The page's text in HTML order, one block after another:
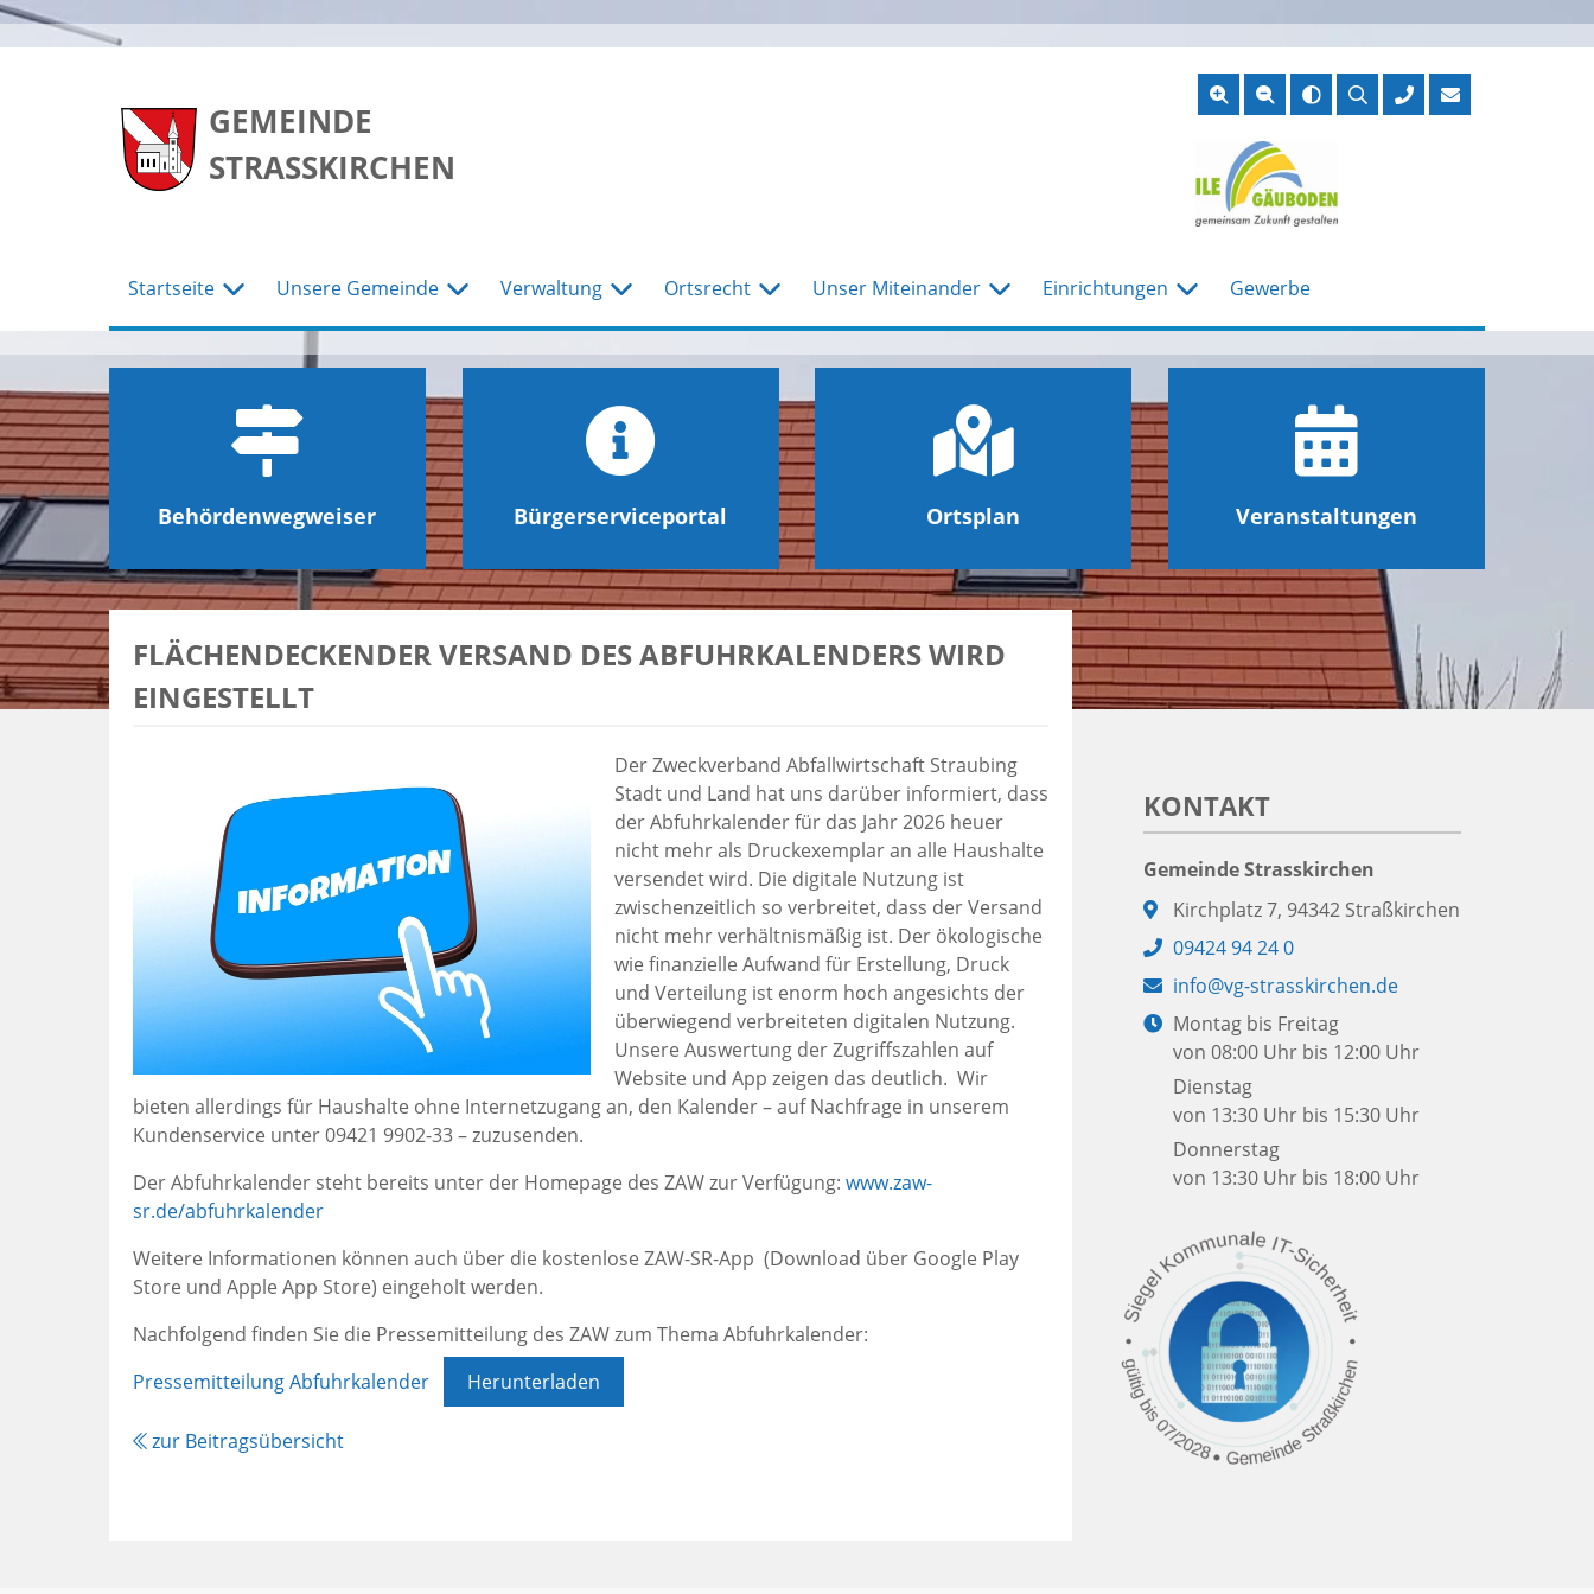
GEMEINDE
STRASSKIRCHEN
Suche
Startseite Unsere Gemeinde Verwaltung Ortsrecht Unser Miteinander Einrichtungen Gewerbe
Behördenwegweiser Bürgerserviceportal Ortsplan Veranstaltungen
FLÄCHENDECKENDER VERSAND DES ABFUHRKALENDERS WIRD
EINGESTELLT
Der Zweckverband Abfallwirtschaft Straubing
Stadt und Land hat uns darüber informiert, dass
der Abfuhrkalender für das Jahr 2026 heuer
nicht mehr als Druckexemplar an alle Haushalte
versendet wird. Die digitale Nutzung ist
zwischenzeitlich so verbreitet, dass der Versand
nicht mehr verhältnismäßig ist. Der ökologische
wie finanzielle Aufwand für Erstellung, Druck
und Verteilung ist enorm hoch angesichts der
überwiegend verbreiteten digitalen Nutzung.
Unsere Auswertung der Zugriffszahlen auf
Website und App zeigen das deutlich. Wir
bieten allerdings für Haushalte ohne Internetzugang an, den Kalender – auf Nachfrage in unserem
Kundenservice unter 09421 9902-33 – zuzusenden.
Der Abfuhrkalender steht bereits unter der Homepage des ZAW zur Verfügung: www.zaw-
sr.de/abfuhrkalender
Weitere Informationen können auch über die kostenlose ZAW-SR-App (Download über Google Play
Store und Apple App Store) eingeholt werden.
Nachfolgend finden Sie die Pressemitteilung des ZAW zum Thema Abfuhrkalender:
Pressemitteilung Abfuhrkalender
Herunterladen
zur Beitragsübersicht
KONTAKT
Gemeinde Strasskirchen
Adresse:
Kirchplatz 7, 94342 Straßkirchen
Telefon:
09424 94 24 0
E-
Mail:
info@vg-strasskirchen.de
Öffnungszeiten:
Montag bis Freitag
von 08:00 Uhr bis 12:00 Uhr
Dienstag
von 13:30 Uhr bis 15:30 Uhr
Donnerstag
von 13:30 Uhr bis 18:00 Uhr